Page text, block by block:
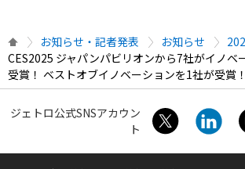
お知らせ・記者発表 お知らせ
CES2025 ジャパンパビリオンから7社がイノベ
受賞！ ベストオブイノベーションを1社が受賞！
ジェトロ公式SNSアカウン
ト